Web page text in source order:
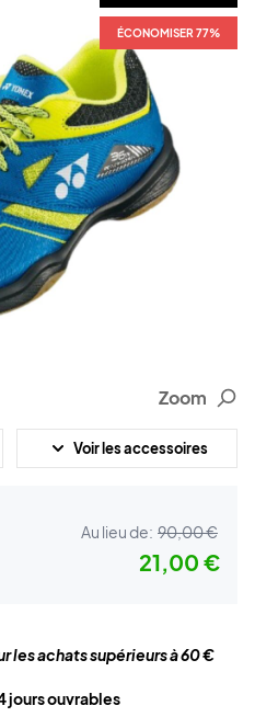
ÉCONOMISER 77%
Zoom
Voir les accessoires
Au lieu de: 90,00 €
21,00 €
les achats supérieurs à 60 €
jours ouvrables